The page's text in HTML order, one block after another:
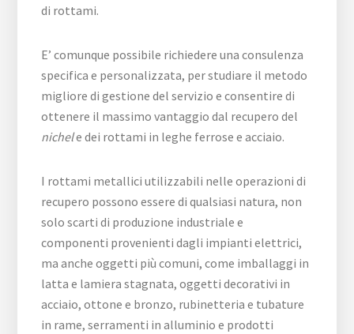
di rottami.
E’ comunque possibile richiedere una consulenza
specifica e personalizzata, per studiare il metodo
migliore di gestione del servizio e consentire di
ottenere il massimo vantaggio dal recupero del
nichele dei rottami in leghe ferrose e acciaio.
I rottami metallici utilizzabili nelle operazioni di
recupero possono essere di qualsiasi natura, non
solo scarti di produzione industriale e
componenti provenienti dagli impianti elettrici,
ma anche oggetti più comuni, come imballaggi in
latta e lamiera stagnata, oggetti decorativi in
acciaio, ottone e bronzo, rubinetteria e tubature
in rame, serramenti in alluminio e prodotti